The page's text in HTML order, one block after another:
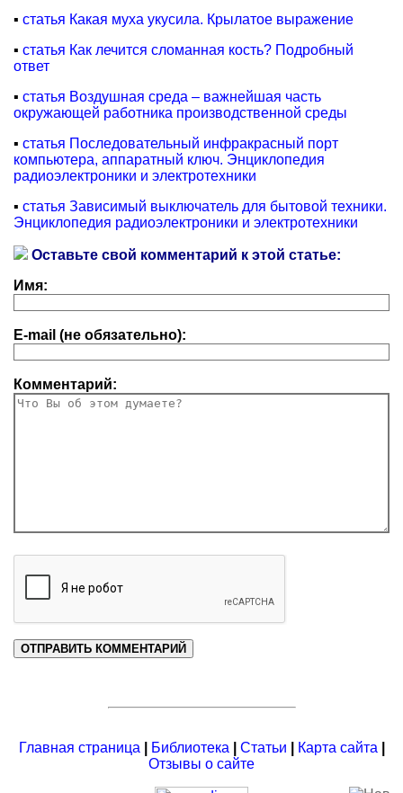
▪ статья Какая муха укусила. Крылатое выражение
▪ статья Как лечится сломанная кость? Подробный
ответ
▪ статья Воздушная среда – важнейшая часть
окружающей работника производственной среды
▪ статья Последовательный инфракрасный порт
компьютера, аппаратный ключ. Энциклопедия
радиоэлектроники и электротехники
▪ статья Зависимый выключатель для бытовой техники.
Энциклопедия радиоэлектроники и электротехники
Оставьте свой комментарий к этой статье:
Имя:
E-mail (не обязательно):
Комментарий:
Главная страница Библиотека Статьи Карта сайта
Отзывы о сайте